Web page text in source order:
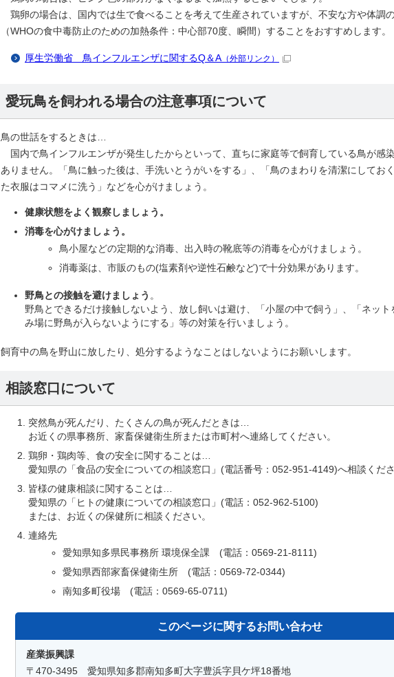
鶏卵の場合は、国内では生で食べることを考えて生産されていますが、不安な方や体調
（WHOの食中毒防止のための加熱条件：中心部70度、瞬間）することをおすすめします。
厚生労働省 鳥インフルエンザに関するQ＆A（外部リンク）
愛玩鳥を飼われる場合の注意事項について
鳥の世話をするときは…
国内で鳥インフルエンザが発生したからといって、直ちに家庭等で飼育している鳥が感
ありません。「鳥に触った後は、手洗いとうがいをする」、「鳥のまわりを清潔にしてお
た衣服はコマメに洗う」などを心がけましょう。
健康状態をよく観察しましょう。
消毒を心がけましょう。
鳥小屋などの定期的な消毒、出入時の靴底等の消毒を心がけましょう。
消毒薬は、市販のもの(塩素剤や逆性石鹸など)で十分効果があります。
野鳥との接触を避けましょう 。
野鳥とできるだけ接触しないよう、放し飼いは避け、「小屋の中で飼う」、「ネット
み場に野鳥が入らないようにする」等の対策を行いましょう。
飼育中の鳥を野山に放したり、処分するようなことはしないようにお願いします。
相談窓口について
突然鳥が死んだり、たくさんの鳥が死んだときは…
お近くの県事務所、家畜保健衛生所または市町村へ連絡してください。
鶏卵・鶏肉等、食の安全に関することは…
愛知県の「食品の安全についての相談窓口」(電話番号：052-951-4149)へ相談くださ
皆様の健康相談に関することは…
愛知県の「ヒトの健康についての相談窓口」(電話：052-962-5100)
または、お近くの保健所に相談ください。
連絡先
愛知県知多県民事務所 環境保全課 (電話：0569-21-8111)
愛知県西部家畜保健衛生所 (電話：0569-72-0344)
南知多町役場 (電話：0569-65-0711)
このページに関するお問い合わせ
産業振興課
〒470-3495 愛知県知多郡南知多町大字豊浜字貝ケ坪18番地